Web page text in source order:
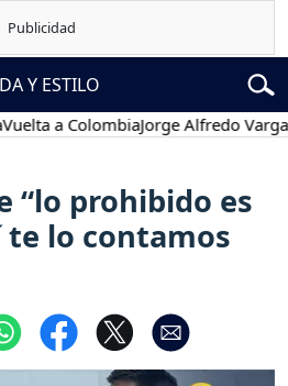
Y ESTILO
ColombiaJorge Alfredo Vargas
“lo prohibido es
te lo contamos